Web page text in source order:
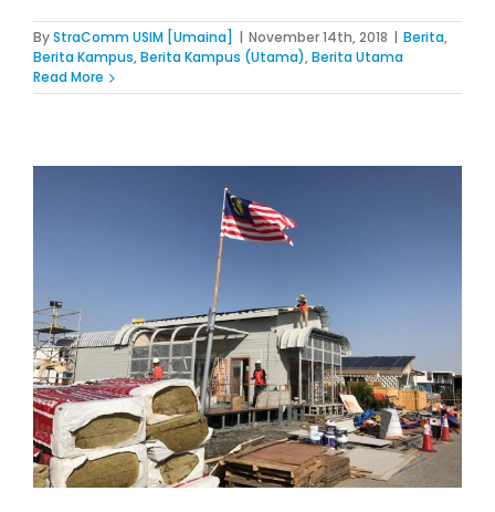
ByStraComm USIM [Umaina] | November 14th, 2018 | Berita,
Berita Kampus,Berita Kampus (Utama),Berita Utama
Read More